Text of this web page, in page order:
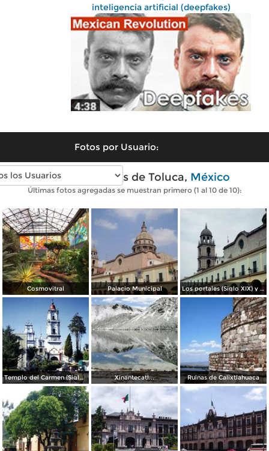
inteligencia artificial (deepfakes)
Fotos por Usuario:
Fotos modernas de Toluca, México
Últimas fotos agregadas se muestran primero (1 al 10 de 10):
Cosmovitral Palacio Municipal Los portales (Siglo XIX) y la torre de la Catedral. Toluca. 1994
Templo del Carmen (Siglo XVIII). Toluca de Lerdo. 1994 Xinantecatl... Ruinas de Calixtlahuaca